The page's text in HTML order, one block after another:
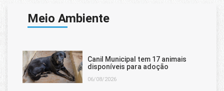
Meio Ambiente
Canil Municipal tem 17 animais
disponíveis para adoção
06/08/2026